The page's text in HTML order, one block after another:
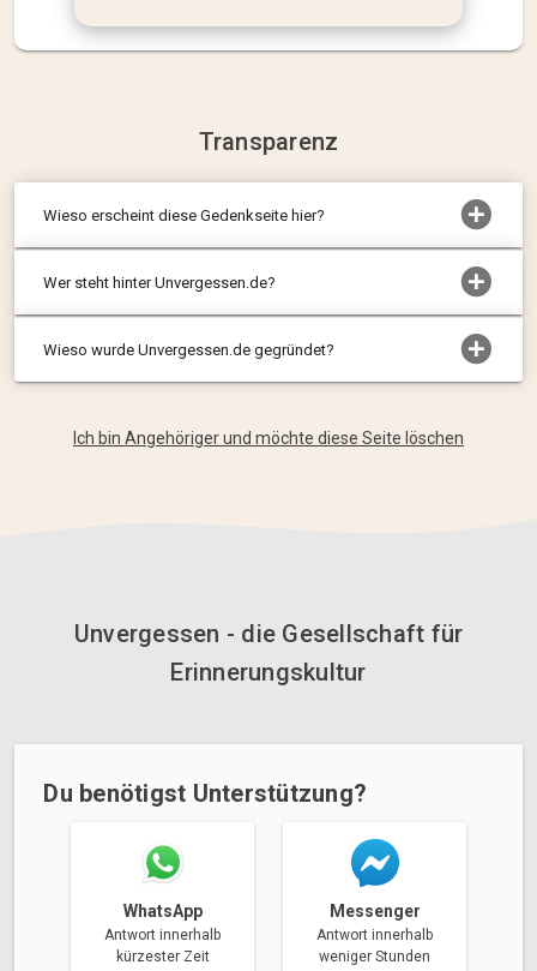
Transparenz
Wieso erscheint diese Gedenkseite hier?
Wer steht hinter Unvergessen.de?
Wieso wurde Unvergessen.de gegründet?
Ich bin Angehöriger und möchte diese Seite löschen
Unvergessen - die Gesellschaft für
Erinnerungskultur
Du benötigst Unterstützung?
WhatsApp
Antwort innerhalb
kürzester Zeit
Messenger
Antwort innerhalb
weniger Stunden